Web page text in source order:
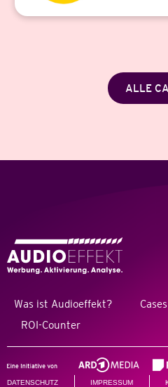
ALLE
Was ist Audioeffekt? Cases
ROI-Counter
DATENSCHUTZ IMPRESSUM